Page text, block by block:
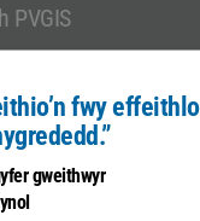
fwy
gweithwyr
PVGIS
gyfluniadau